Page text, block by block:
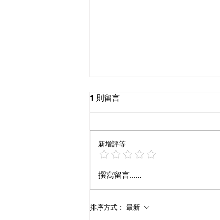
感謝 羅寶鴻老師 大駕光臨
隊朝氣蓬勃^^
1 則留言
新增評等
撰寫留言......
排序方式： 最新